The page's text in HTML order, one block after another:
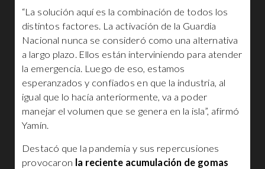
“La solución aquí es la combinación de todos los
distintos factores. La activación de la Guardia
Nacional nunca se consideró como una alternativa
a largo plazo. Ellos están interviniendo para atender
la emergencia. Luego de eso, estamos
esperanzados y confiados en que la industria, al
igual que lo hacía anteriormente, va a poder
manejar el volumen que se genera en la isla”, afirmó
Yamín.
Destacó que la pandemia y sus repercusiones
provocaron la reciente acumulación de gomas